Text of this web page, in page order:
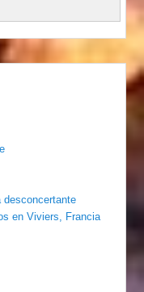
desconcertante
en Viviers, Francia